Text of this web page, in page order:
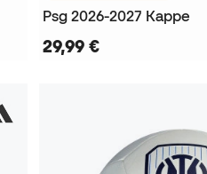
Psg 2026-2027 Kappe
29,99 €